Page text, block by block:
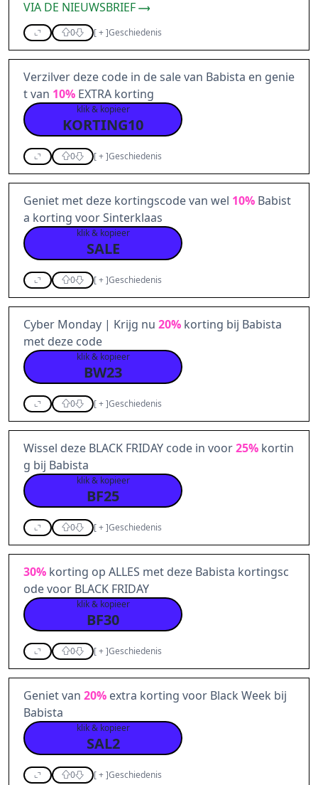
VIA DE NIEUWSBRIEF
0 [+]Geschiedenis
Verzilver deze code in de sale van Babista en genie
t van 10% EXTRA korting
klik & kopieer
KORTING10
0 [+]Geschiedenis
Geniet met deze kortingscode van wel 10% Babist
a korting voor Sinterklaas
klik & kopieer
SALE
0 [+]Geschiedenis
Cyber Monday | Krijg nu 20% korting bij Babista
met deze code
klik & kopieer
BW23
0 [+]Geschiedenis
Wissel deze BLACK FRIDAY code in voor25% kortin
g bij Babista
klik & kopieer
BF25
0 [+]Geschiedenis
30% korting op ALLES met deze Babista kortingsc
ode voor BLACK FRIDAY
klik & kopieer
BF30
0 [+]Geschiedenis
Geniet van 20% extra korting voor Black Week bij
Babista
klik & kopieer
SAL2
0 [+]Geschiedenis